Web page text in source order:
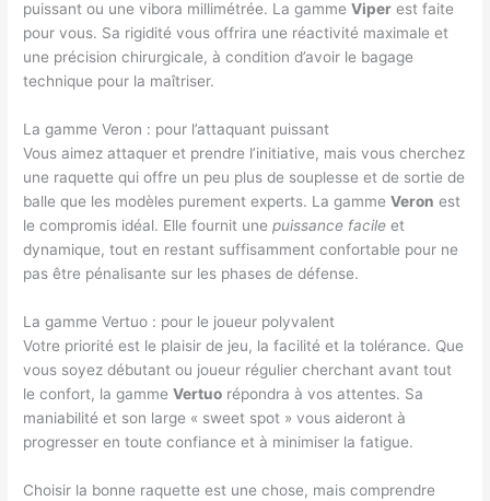
puissant ou une vibora millimétrée. La gammeViper est faite
pour vous. Sa rigidité vous offrira une réactivité maximale et
une précision chirurgicale, à condition d’avoir le bagage
technique pour la maîtriser.
La gamme Veron : pour l’attaquant puissant
Vous aimez attaquer et prendre l’initiative, mais vous cherchez
une raquette qui offre un peu plus de souplesse et de sortie de
balle que les modèles purement experts. La gammeVeron est
le compromis idéal. Elle fournit unepuissance facile et
dynamique, tout en restant suffisamment confortable pour ne
pas être pénalisante sur les phases de défense.
La gamme Vertuo : pour le joueur polyvalent
Votre priorité est le plaisir de jeu, la facilité et la tolérance. Que
vous soyez débutant ou joueur régulier cherchant avant tout
le confort, la gammeVertuo répondra à vos attentes. Sa
maniabilité et son large « sweet spot » vous aideront à
progresser en toute confiance et à minimiser la fatigue.
Choisir la bonne raquette est une chose, mais comprendre